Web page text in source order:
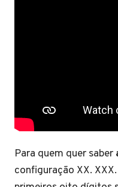
Para quem quer saber
configuração XX.